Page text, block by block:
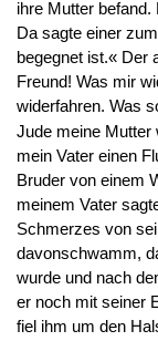
ihre Mutter
Da sagte einer
begegnet ist.« Der
Freund! Was mir
widerfahren. Was
Jude meine Mutter
mein Vater einen
Bruder von einem
meinem Vater
Schmerzes von
davonschwamm,
wurde und nach
er noch mit seiner
fiel ihm um den